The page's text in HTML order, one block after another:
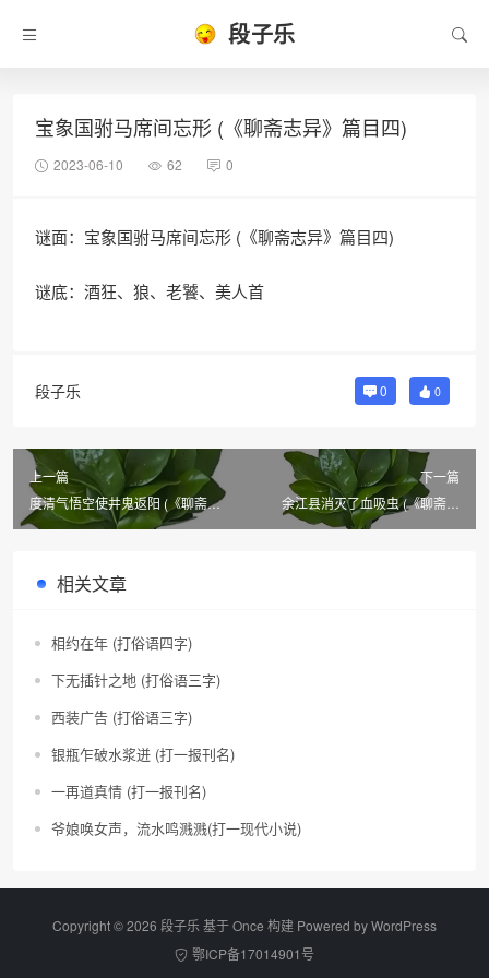
段子乐
宝象国驸马席间忘形 (《聊斋志异》篇目四)
2023-06-10 62 0
谜面：宝象国驸马席间忘形 (《聊斋志异》篇目四)
谜底：酒狂、狼、老饕、美人首
段子乐 0 0
上一篇
度清气悟空使井鬼返阳 (《聊斋志
异》篇目四)
下一篇
余江县消灭了血吸虫 (《聊斋志
相关文章
相约在年 (打俗语四字)
下无插针之地 (打俗语三字)
西装广告 (打俗语三字)
银瓶乍破水浆迸 (打一报刊名)
一再道真情 (打一报刊名)
爷娘唤女声，流水鸣溅溅(打一现代小说)
Copyright © 2026 段子乐 基于 Once 构建 Powered byWordPress
鄂ICP备17014901号